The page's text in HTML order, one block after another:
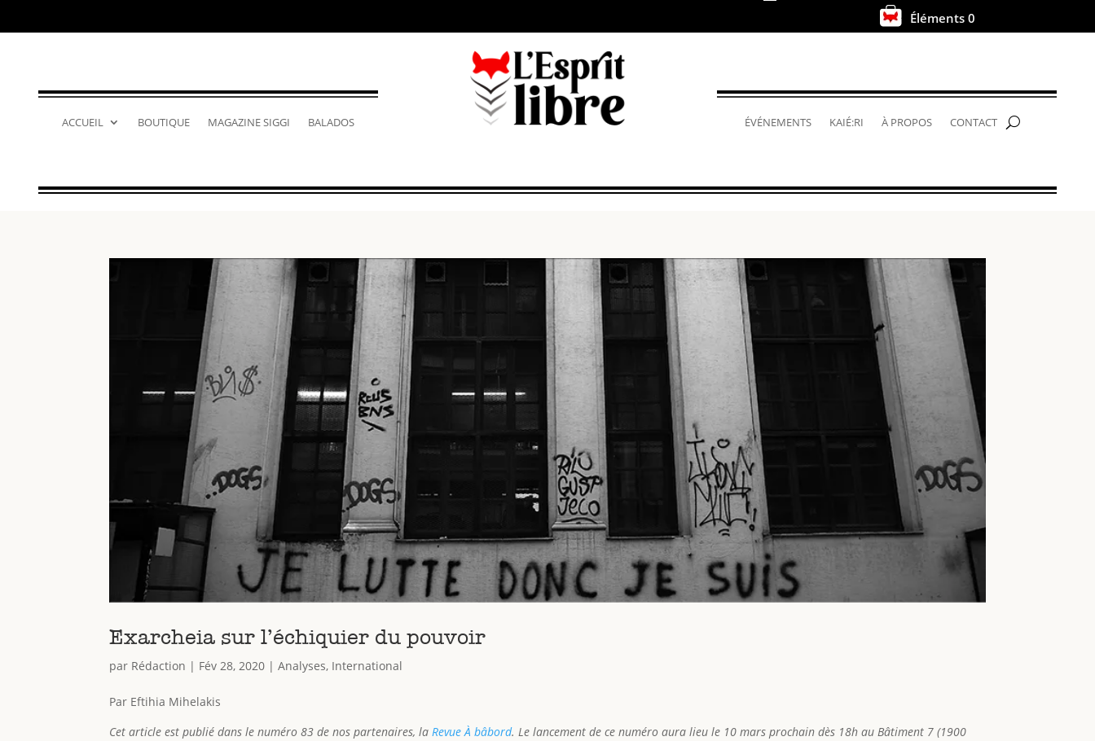
. Éléments 0
ACCUEIL BOUTIQUE MAGAZINE SIGGI BALADOS ÉVÉNEMENTS KAIÉ:RI À PROPOS CONTACT
Exarcheia sur l’échiquier du pouvoir
par Rédaction | Fév 28, 2020 |Analyses, International
Par Eftihia Mihelakis
Cet article est publié dans le numéro 83 de nos partenaires, laRevue À bâbord. Le lancement de ce numéro aura lieu le 10 mars prochain dès 18h au Bâtiment 7 (1900